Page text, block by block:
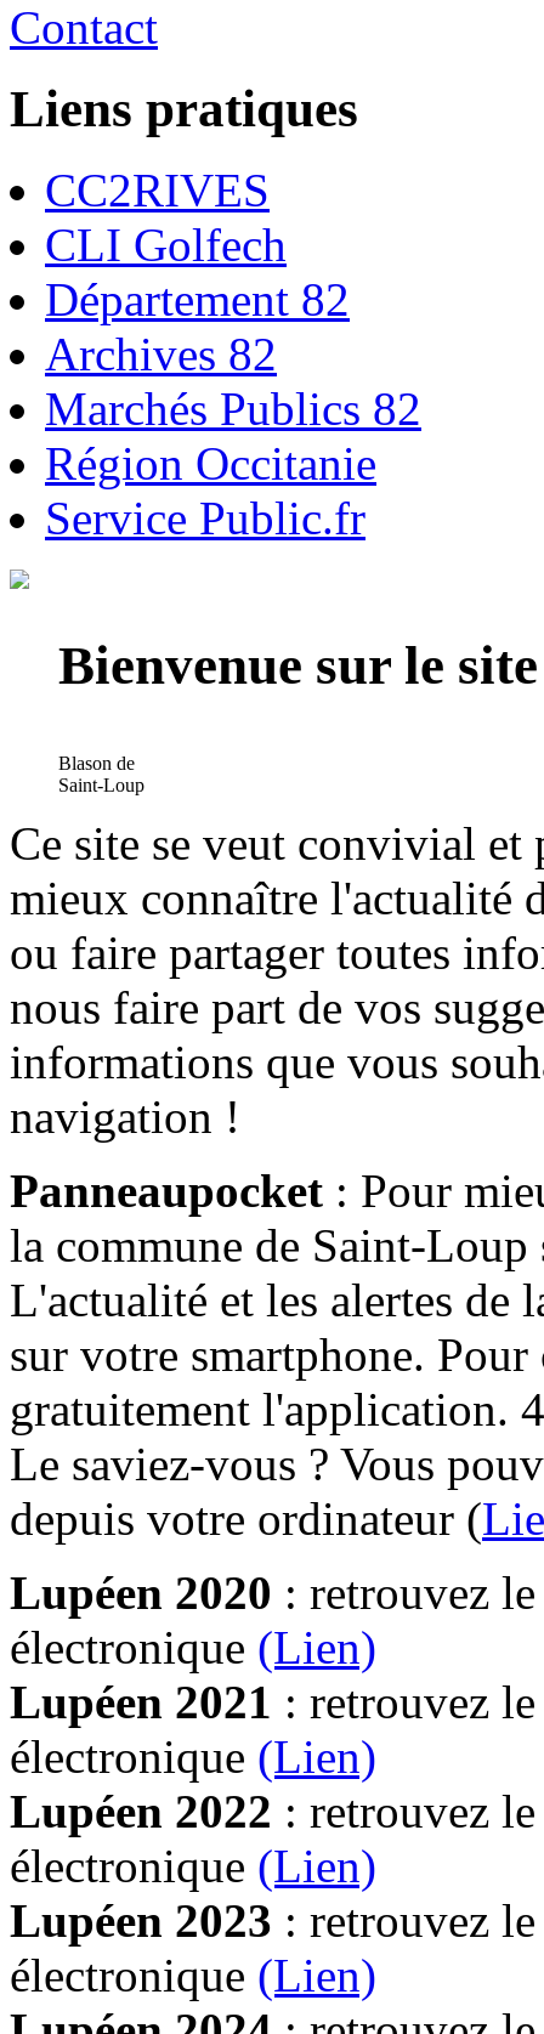
Contact
Liens pratiques
CC2RIVES
CLI Golfech
Département 82
Archives 82
Marchés Publics 82
Région Occitanie
Service Public.fr
Bienvenue sur le
Blason de
Saint-Loup
Ce site se veut convivial et
mieux connaître l'actualité
ou faire partager toutes
nous faire part de vos
informations que vous
navigation !
Panneaupocket : Pour
la commune de Saint-Loup
L'actualité et les alertes de
sur votre smartphone.
gratuitement l'application.
Le saviez-vous ? Vous
depuis votre ordinateur (
Lupéen 2020 : retrouvez
électronique (Lien)
Lupéen 2021 : retrouvez
électronique (Lien)
Lupéen 2022 : retrouvez
électronique (Lien)
Lupéen 2023 : retrouvez
électronique (Lien)